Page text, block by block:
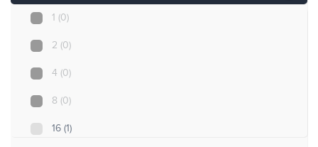
1 (0)
2 (0)
4 (0)
8 (0)
16 (1)